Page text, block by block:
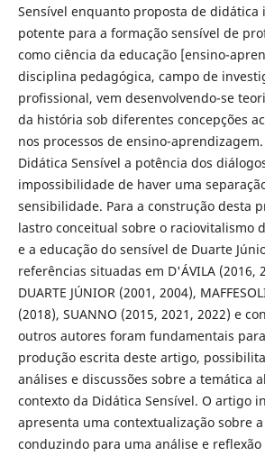
Sensível enquanto proposta de didática
potente para a formação sensível de
como ciência da educação [ensino-
disciplina pedagógica, campo de
profissional, vem desenvolvendo-se
da história sob diferentes concepções
nos processos de ensino-
Didática Sensível a potência dos
impossibilidade de haver uma
sensibilidade. Para a construção desta
lastro conceitual sobre o raciovitalismo
e a educação do sensível de Duarte
referências situadas em D'ÁVILA (2016,
DUARTE JÚNIOR (2001, 2004),
(2018), SUANNO (2015, 2021, 2022) e
outros autores foram fundamentais
produção escrita deste artigo,
análises e discussões sobre a temática
contexto da Didática Sensível. O artigo
apresenta uma contextualização sobre
conduzindo para uma análise e reflexão